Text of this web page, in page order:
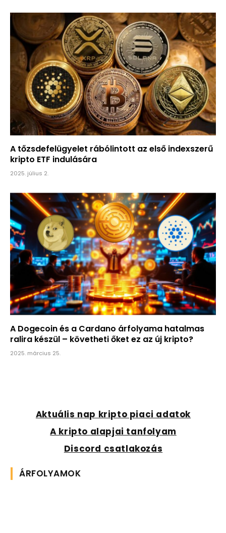
A tőzsdefelügyelet rábólintott az első indexszerű
kripto ETF indulására
2025. július 2.
A Dogecoin és a Cardano árfolyama hatalmas
ralira készül – követheti őket ez az új kripto?
2025. március 25.
Aktuális nap kripto piaci adatok
A kripto alapjai tanfolyam
Discord csatlakozás
ÁRFOLYAMOK